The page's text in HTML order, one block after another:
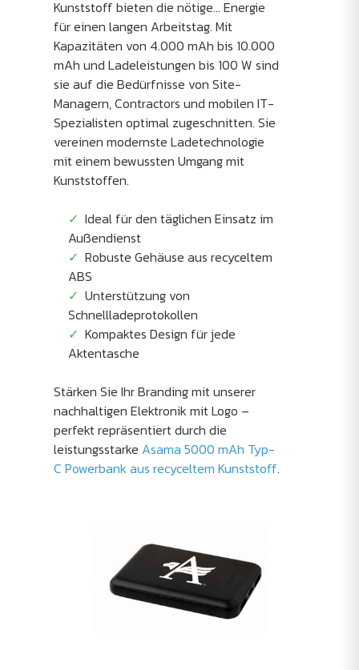
Kunststoff bieten die nötige... Energie
für einen langen Arbeitstag. Mit
Kapazitäten von 4.000 mAh bis 10.000
mAh und Ladeleistungen bis 100 W sind
sie auf die Bedürfnisse von Site-
Managern, Contractors und mobilen IT-
Spezialisten optimal zugeschnitten. Sie
vereinen modernste Ladetechnologie
mit einem bewussten Umgang mit
Kunststoffen.
Ideal für den täglichen Einsatz im
Außendienst
Robuste Gehäuse aus recyceltem
ABS
Unterstützung von
Schnellladeprotokollen
Kompaktes Design für jede
Aktentasche
Stärken Sie Ihr Branding mit unserer
nachhaltigen Elektronik mit Logo –
perfekt repräsentiert durch die
leistungsstarke Asama 5000 mAh Typ-
C Powerbank aus recyceltem Kunststoff.